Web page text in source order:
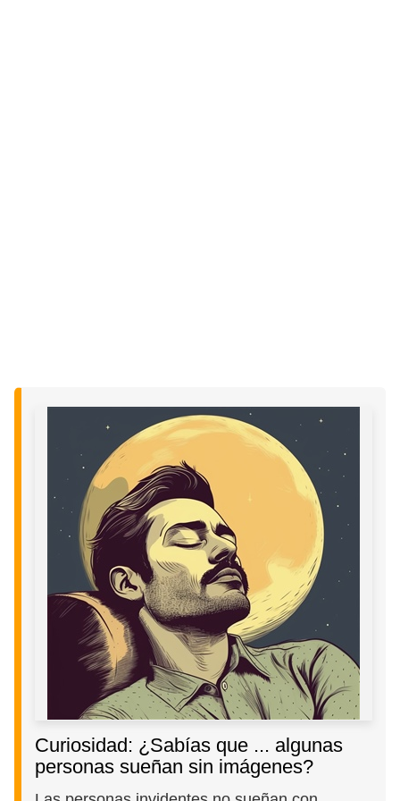
Curiosidad: ¿Sabías que ... algunas
personas sueñan sin imágenes?